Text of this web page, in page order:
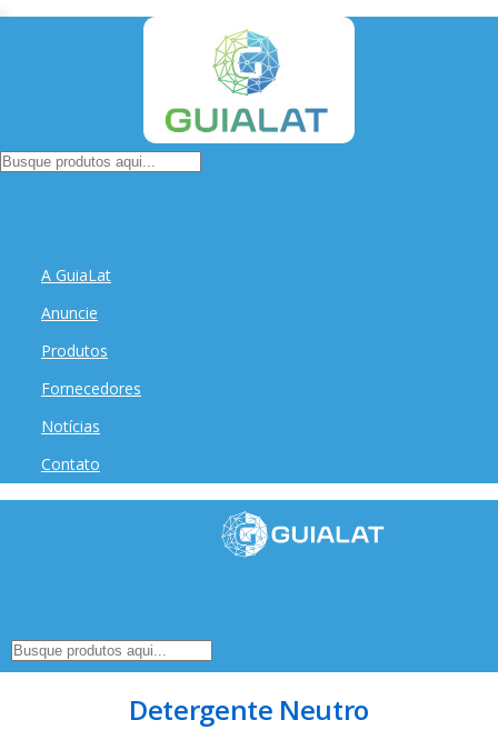
A GuiaLat
Anuncie
Produtos
Fornecedores
Notícias
Contato
Detergente Neutro